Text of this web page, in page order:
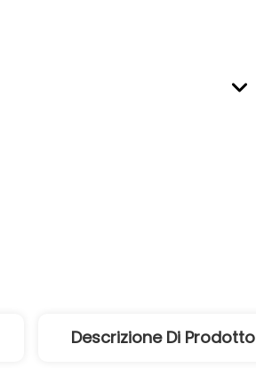
Descrizione Di Prodotto